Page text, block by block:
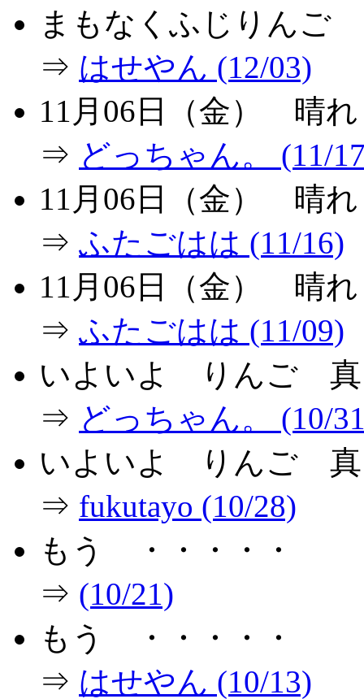
まもなくふじりんご
⇒ はせやん (12/03)
11月06日（金）
⇒ どっちゃん。 (11/
11月06日（金）
⇒ ふたごはは (11/16)
11月06日（金）
⇒ ふたごはは (11/09)
いよいよ りんご 真
⇒ どっちゃん。 (10/
いよいよ りんご 真
⇒ fukutayo (10/28)
もう ・・・・・
⇒ (10/21)
もう ・・・・・
⇒ はせやん (10/13)